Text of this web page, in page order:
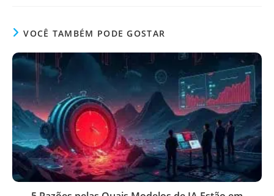
VOCÊ TAMBÉM PODE GOSTAR